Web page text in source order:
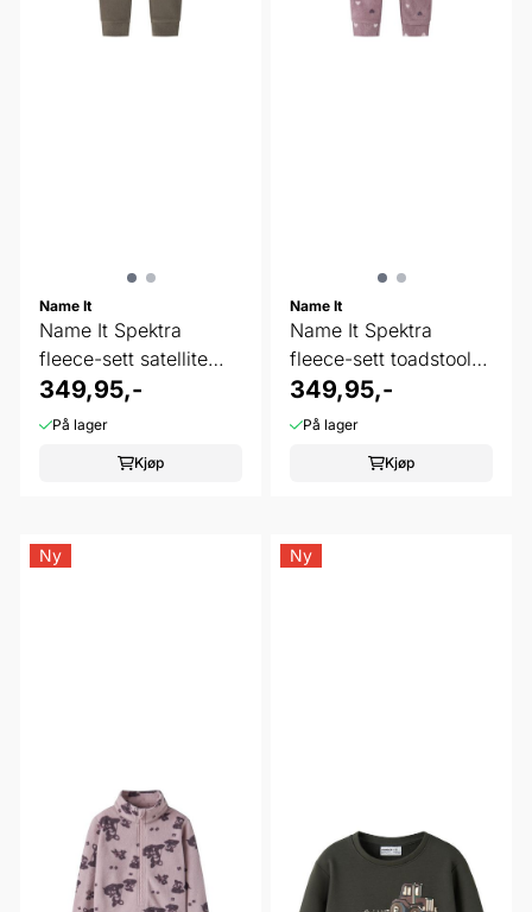
Name It
Name It Spektra
fleece-sett satellite
kjøretøy
349,95,-
På lager
Kjøp
Name It
Name It Spektra
fleece-sett toadstool
heart
349,95,-
På lager
Kjøp
Ny Ny